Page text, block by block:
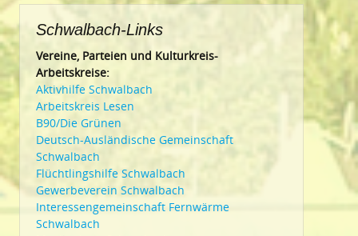
Schwalbach-Links
Vereine, Parteien und Kulturkreis-
Arbeitskreise:
Aktivhilfe Schwalbach
Arbeitskreis Lesen
B90/Die Grünen
Deutsch-Ausländische Gemeinschaft
Schwalbach
Flüchtlingshilfe Schwalbach
Gewerbeverein Schwalbach
Interessengemeinschaft Fernwärme
Schwalbach